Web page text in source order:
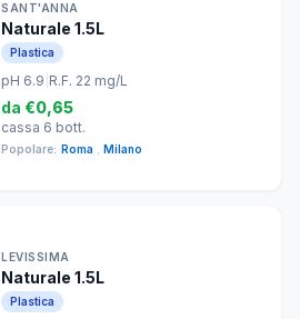
SANT'ANNA
Naturale 1.5L
Plastica
pH 6.9 R.F. 22 mg/L
da €0,65
cassa 6 bott.
Popolare: Roma Milano
LEVISSIMA
Naturale 1.5L
Plastica